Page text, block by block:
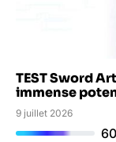
TEST Sword
immense
9 juillet 2026